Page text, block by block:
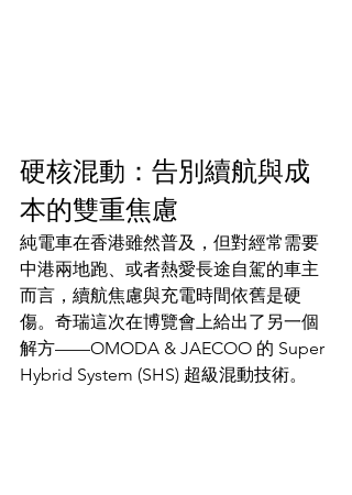
硬核混動：告別續航與成
本的雙重焦慮
純電車在香港雖然普及，但對經常需要
中港兩地跑、或者熱愛長途自駕的車主
而言，續航焦慮與充電時間依舊是硬
傷。奇瑞這次在博覽會上給出了另一個
解方——OMODA & JAECOO 的 Super
Hybrid System (SHS) 超級混動技術。